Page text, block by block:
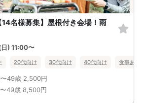
名様募集】屋根付き会場！雨
) 11:00〜
20代向け 30代向け 40代向け 食事あり
49歳 2,500円
49歳 8,500円